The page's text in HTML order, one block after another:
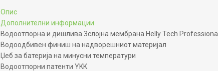
Опис
Дополнителни информации
Водоотпорна и дишлива 3слојна мембрана Helly Tech Professional
Водоодбивен финиш на надворешниот материјал
Џеб за батерија на минусни температури
Водоотпорни патенти YKK